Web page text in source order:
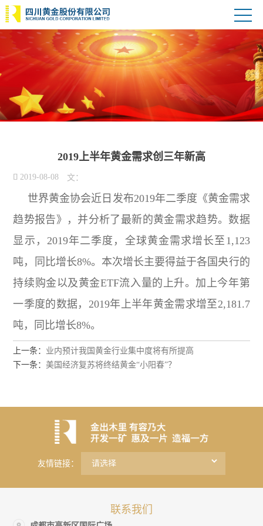
2019上半年黄金需求创三年新高
 2019-08-08 文：
世界黄金协会近日发布2019年二季度《黄金需求
趋势报告》，并分析了最新的黄金需求趋势。数据
显示，2019年二季度，全球黄金需求增长至1,123
吨，同比增长8%。本次增长主要得益于各国央行的
持续购金以及黄金ETF流入量的上升。加上今年第
一季度的数据，2019年上半年黄金需求增至2,181.7
吨，同比增长8%。
上一条： 业内预计我国黄金行业集中度将有所提高
下一条：美国经济复苏将终结黄金“小阳春”？
友情链接：
联系我们